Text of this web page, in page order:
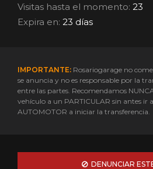
Visitas hasta el momento: 23
Expira en: 23 días
IMPORTANTE: Rosariogarage no
se anuncia y no es responsable por la
entre las partes. Recomendamos
vehículo a un PARTICULAR sin antes ir
AUTOMOTOR a iniciar la transferencia.
DENUNCIAR